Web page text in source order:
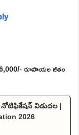
రూపాయల జీతం
నోటిఫికేషన్ విడుదల |
2026